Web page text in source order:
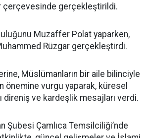
çerçevesinde gerçekleştirildi.
Muzaffer Polat yaparken,
Rüzgar gerçekleştirdi.
Müslümanların bir aile bilinciyle
önemine vurgu yaparak, küresel
direniş ve kardeşlik mesajları verdi.
Şubesi Çamlıca Temsilciliği’nde